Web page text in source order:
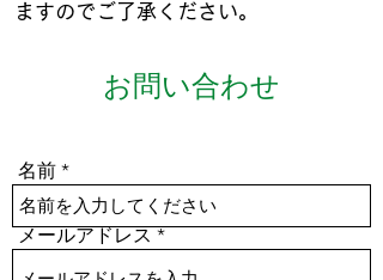
ますのでご了承ください。
お問い合わせ
名前
メールアドレス